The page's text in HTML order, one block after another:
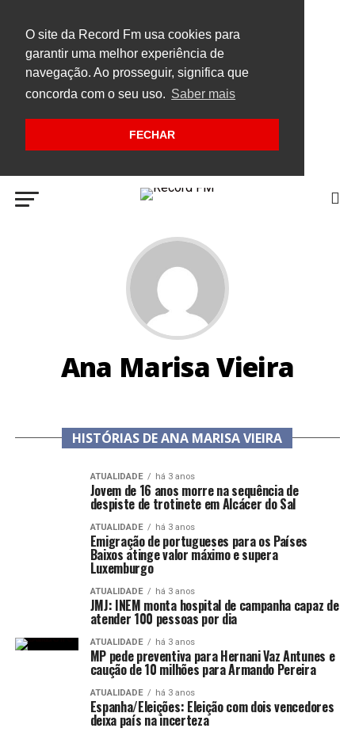
O site da Record Fm usa cookies para
garantir uma melhor experiência de
navegação. Ao prosseguir, significa que
concorda com o seu uso. Saber mais
FECHAR
Ana Marisa Vieira
HISTÓRIAS DE ANA MARISA VIEIRA
ATUALIDADE há 3 anos
Jovem de 16 anos morre na sequência de
despiste de trotinete em Alcácer do Sal
ATUALIDADE há 3 anos
Emigração de portugueses para os Países
Baixos atinge valor máximo e supera
Luxemburgo
ATUALIDADE há 3 anos
JMJ: INEM monta hospital de campanha capaz de
atender 100 pessoas por dia
ATUALIDADE há 3 anos
MP pede preventiva para Hernani Vaz Antunes e
caução de 10 milhões para Armando Pereira
ATUALIDADE há 3 anos
Espanha/Eleições: Eleição com dois vencedores
deixa país na incerteza